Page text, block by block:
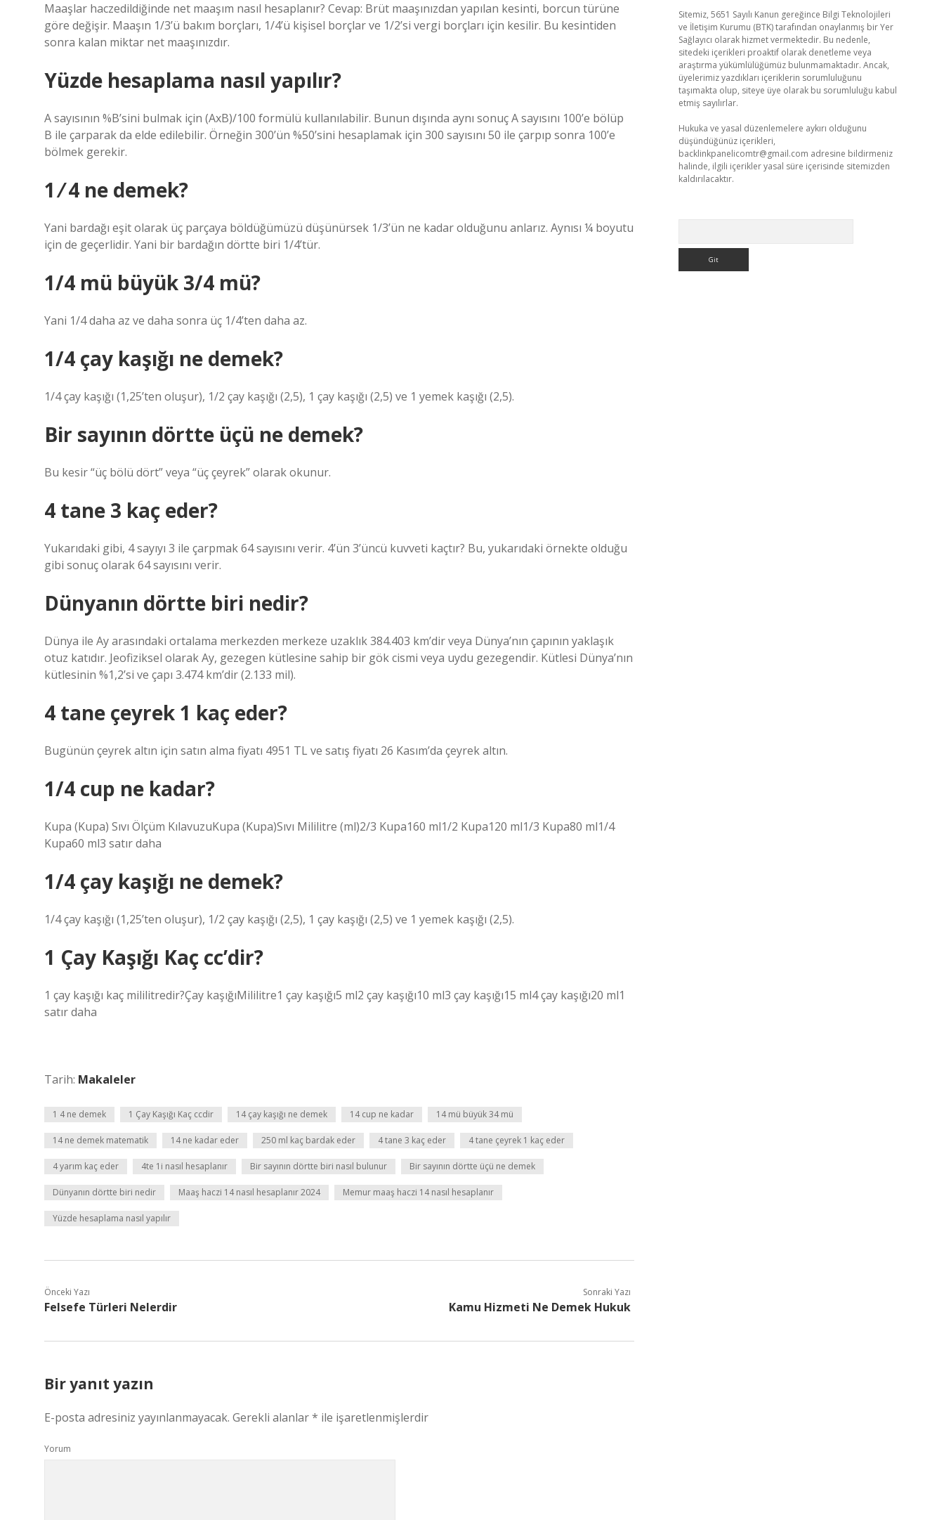
Maaşlar haczedildiğinde net maaşım nasıl hesaplanır? Cevap: Brüt maaşınızdan yapılan kesinti, borcun türüne
göre değişir. Maaşın 1/3’ü bakım borçları, 1/4’ü kişisel borçlar ve 1/2’si vergi borçları için kesilir. Bu kesintiden
sonra kalan miktar net maaşınızdır.
Yüzde hesaplama nasıl yapılır?
A sayısının %B’sini bulmak için (AxB)/100 formülü kullanılabilir. Bunun dışında aynı sonuç A sayısını 100’e bölüp
B ile çarparak da elde edilebilir. Örneğin 300’ün %50’sini hesaplamak için 300 sayısını 50 ile çarpıp sonra 100’e
bölmek gerekir.
1 ⁄ 4 ne demek?
Yani bardağı eşit olarak üç parçaya böldüğümüzü düşünürsek 1/3’ün ne kadar olduğunu anlarız. Aynısı ¼ boyutu
için de geçerlidir. Yani bir bardağın dörtte biri 1/4’tür.
1/4 mü büyük 3/4 mü?
Yani 1/4 daha az ve daha sonra üç 1/4’ten daha az.
1/4 çay kaşığı ne demek?
1/4 çay kaşığı (1,25’ten oluşur), 1/2 çay kaşığı (2,5), 1 çay kaşığı (2,5) ve 1 yemek kaşığı (2,5).
Bir sayının dörtte üçü ne demek?
Bu kesir “üç bölü dört” veya “üç çeyrek” olarak okunur.
4 tane 3 kaç eder?
Yukarıdaki gibi, 4 sayıyı 3 ile çarpmak 64 sayısını verir. 4’ün 3’üncü kuvveti kaçtır? Bu, yukarıdaki örnekte olduğu
gibi sonuç olarak 64 sayısını verir.
Dünyanın dörtte biri nedir?
Dünya ile Ay arasındaki ortalama merkezden merkeze uzaklık 384.403 km’dir veya Dünya’nın çapının yaklaşık
otuz katıdır. Jeofiziksel olarak Ay, gezegen kütlesine sahip bir gök cismi veya uydu gezegendir. Kütlesi Dünya’nın
kütlesinin %1,2’si ve çapı 3.474 km’dir (2.133 mil).
4 tane çeyrek 1 kaç eder?
Bugünün çeyrek altın için satın alma fiyatı 4951 TL ve satış fiyatı 26 Kasım’da çeyrek altın.
1/4 cup ne kadar?
Kupa (Kupa) Sıvı Ölçüm KılavuzuKupa (Kupa)Sıvı Mililitre (ml)2/3 Kupa160 ml1/2 Kupa120 ml1/3 Kupa80 ml1/4
Kupa60 ml3 satır daha
1/4 çay kaşığı ne demek?
1/4 çay kaşığı (1,25’ten oluşur), 1/2 çay kaşığı (2,5), 1 çay kaşığı (2,5) ve 1 yemek kaşığı (2,5).
1 Çay Kaşığı Kaç cc’dir?
1 çay kaşığı kaç mililitredir?Çay kaşığıMililitre1 çay kaşığı5 ml2 çay kaşığı10 ml3 çay kaşığı15 ml4 çay kaşığı20 ml1
satır daha
Tarih: Makaleler
1 4 ne demek 1 Çay Kaşığı Kaç ccdir 14 çay kaşığı ne demek 14 cup ne kadar 14 mü büyük 34 mü
14 ne demek matematik 14 ne kadar eder 250 ml kaç bardak eder 4 tane 3 kaç eder 4 tane çeyrek 1 kaç eder
4 yarım kaç eder 4te 1i nasıl hesaplanır Bir sayının dörtte biri nasıl bulunur Bir sayının dörtte üçü ne demek
Dünyanın dörtte biri nedir Maaş haczi 14 nasıl hesaplanır 2024 Memur maaş haczi 14 nasıl hesaplanır
Yüzde hesaplama nasıl yapılır
Önceki Yazı
Felsefe Türleri Nelerdir
Sonraki Yazı
Kamu Hizmeti Ne Demek Hukuk
Bir yanıt yazın
E-posta adresiniz yayınlanmayacak. Gerekli alanlar* ile işaretlenmişlerdir
Yorum
Sitemiz, 5651 Sayılı Kanun gereğince Bilgi Teknolojileri
ve İletişim Kurumu (BTK) tarafından onaylanmış bir Yer
Sağlayıcı olarak hizmet vermektedir. Bu nedenle,
sitedeki içerikleri proaktif olarak denetleme veya
araştırma yükümlülüğümüz bulunmamaktadır. Ancak,
üyelerimiz yazdıkları içeriklerin sorumluluğunu
taşımakta olup, siteye üye olarak bu sorumluluğu kabul
etmiş sayılırlar.
Hukuka ve yasal düzenlemelere aykırı olduğunu
düşündüğünüz içerikleri,
backlinkpanelicomtr@gmail.com adresine bildirmeniz
halinde, ilgili içerikler yasal süre içerisinde sitemizden
kaldırılacaktır.